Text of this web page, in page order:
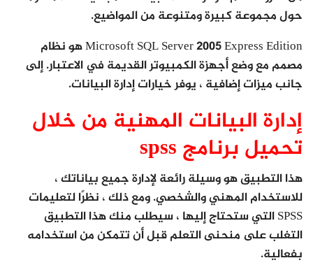
حول مجموعة كبيرة ومتنوعة من المواضيع.
Microsoft SQL Server 2005 Express Edition هو نظام
مصمم مع وضع أجهزة الكمبيوتر القديمة في الاعتبار. إلى
جانب ميزات إضافية ، يوفر خيارات إدارة البيانات.
إدارة البيانات المهنية من خلال
تحميل برنامج spss
هذا التطبيق هو وسيلة رائعة لإدارة جميع بياناتك ،
للاستخدام المهني والشخصي. ومع ذلك ، نظرًا لتعليمات
SPSS التي ستحتاج إليها ، سيطلب منك هذا التطبيق
التغلب على منحنى التعلم قبل أن تتمكن من استخدامه
بفعالية.